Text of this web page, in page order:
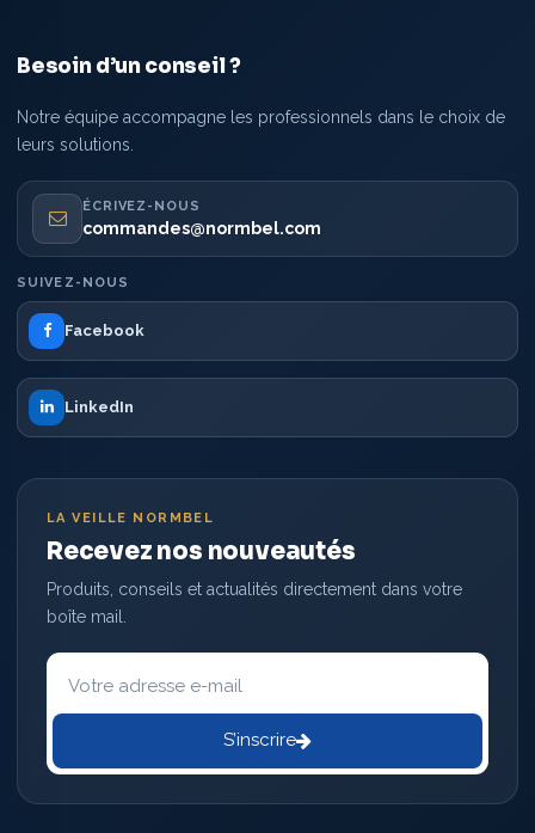
Besoin d’un conseil ?
Notre équipe accompagne les professionnels dans le choix de
leurs solutions.
ÉCRIVEZ-NOUS
commandes@normbel.com
SUIVEZ-NOUS
Facebook
LinkedIn
LA VEILLE NORMBEL
Recevez nos nouveautés
Produits, conseils et actualités directement dans votre
boîte mail.
Votre
adresse
S’inscrire